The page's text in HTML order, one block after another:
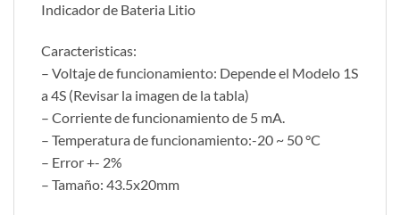
Indicador de Bateria Litio
Caracteristicas:
– Voltaje de funcionamiento: Depende el Modelo 1S
a 4S (Revisar la imagen de la tabla)
– Corriente de funcionamiento de 5 mA.
– Temperatura de funcionamiento:-20 ~ 50 °C
– Error +- 2%
– Tamaño: 43.5x20mm